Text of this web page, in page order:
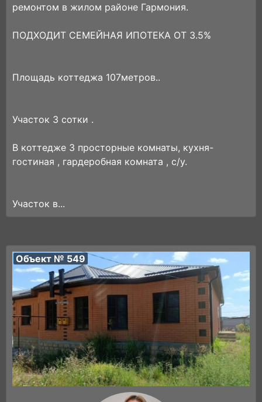
ремонтом в жилом районе Гармония.
ПОДХОДИТ СЕМЕЙНАЯ ИПОТЕКА ОТ 3.5%
Площадь коттеджа 107метров..
Участок 3 сотки .
В коттедже 3 просторные комнаты, кухня-
гостиная , гардеробная комната , с/у.
Участок в...
Объект № 549